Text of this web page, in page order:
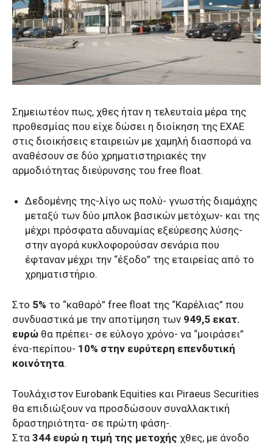
Σημειωτέον πως, χθες ήταν η τελευταία μέρα της
προθεσμίας που είχε δώσει η διοίκηση της ΕΧΑΕ
στις διοικήσεις εταιρειών με χαμηλή διασπορά να
αναθέσουν σε δύο χρηματιστηριακές την
αρμοδιότητας διεύρυνσης του free float.
Δεδομένης της-λίγο ως πολύ- γνωστής διαμάχης
μεταξύ των δύο μπλοκ βασικών μετόχων- και της
μέχρι πρόσφατα αδυναμίας εξεύρεσης λύσης-
στην αγορά κυκλοφορούσαν σενάρια που
έφταναν μέχρι την “έξοδο” της εταιρείας από το
χρηματιστήριο.
Στο 5% το “καθαρό” free float της “Καρέλιας” που
συνδυαστικά με την αποτίμηση των 949,5 εκατ.
ευρώ θα πρέπει- σε εύλογο χρόνο- να “μοιράσει”
ένα-περίπου- 10% στην ευρύτερη επενδυτική
κοινότητα.
Τουλάχιστον Eurobank Equities και Piraeus Securities
θα επιδιώξουν να προσδώσουν συναλλακτική
δραστηριότητα- σε πρώτη φάση-.
Στα 344 ευρώ η τιμή της μετοχής χθες, με άνοδο